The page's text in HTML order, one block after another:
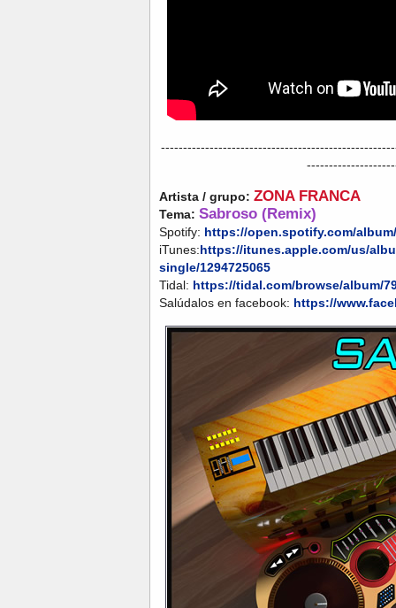
Artista / grupo: ZONA FRANCA
Tema: Sabroso (Remix)
Spotify: https://open.spotify.com/
iTunes:https://itunes.apple.com/us/
single/1294725065
Tidal: https://tidal.com/browse/album/
Salúdalos en facebook: https://